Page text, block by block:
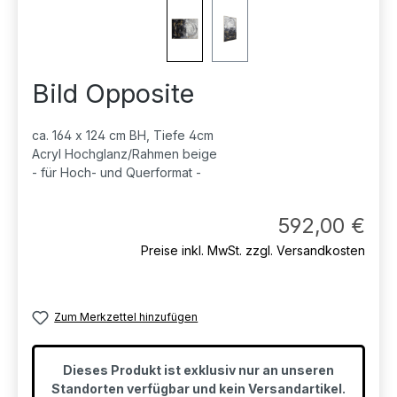
Bild Opposite
ca. 164 x 124 cm BH, Tiefe 4cm
Acryl Hochglanz/Rahmen beige
- für Hoch- und Querformat -
592,00 €
Preise inkl. MwSt. zzgl. Versandkosten
Zum Merkzettel hinzufügen
Dieses Produkt ist exklusiv nur an unseren
Standorten verfügbar und kein Versandartikel.